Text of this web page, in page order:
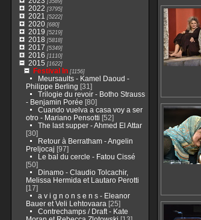
2022 [3795]
2021 [5222]
2020[680]
2019 [5219]
2018 [5818]
2017 [5349]
2016 [1110]
2015 [1622]
Festival In[1156]
Meursaults - Kamel Daoud -
Philippe Berling [31]
Trilogie du revoir - Botho Strauss
- Benjamin Porée [80]
Cuando vuelva a casa voy a ser
otro - Mariano Pensotti [52]
The last supper - Ahmed El Attar
[30]
Retour à Berratham - Angelin
Preljocaj [97]
Le bal du cercle - Fatou Cissé
[50]
Dinamo - Claudio Tolcachir,
Melissa Hermida et Lautaro Perotti
[17]
a v i g n o n s e n s - Eleanor
Bauer et Veli Lehtovaara [25]
Contrechamps / Draft - Kate